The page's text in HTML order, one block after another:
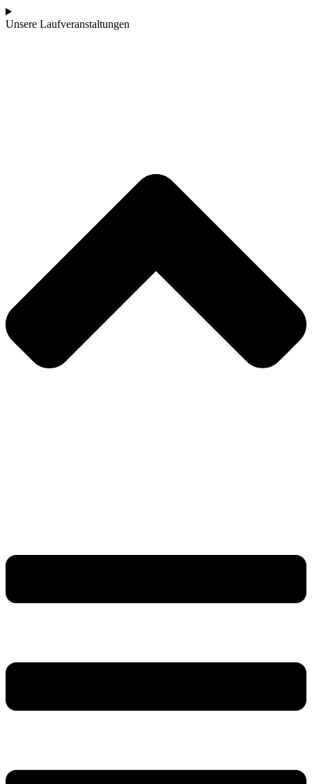
Unsere Laufveranstaltungen